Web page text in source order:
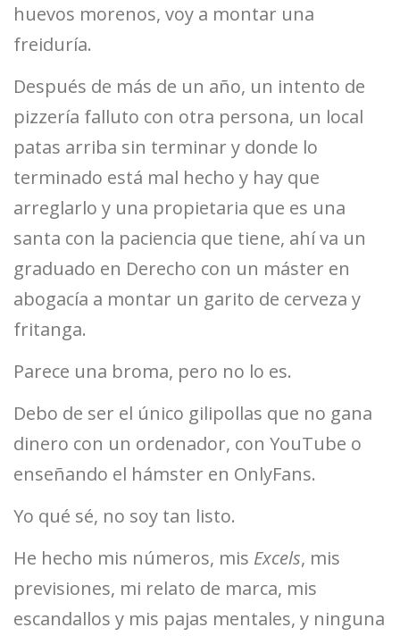
huevos morenos, voy a montar una
freiduría.
Después de más de un año, un intento de
pizzería falluto con otra persona, un local
patas arriba sin terminar y donde lo
terminado está mal hecho y hay que
arreglarlo y una propietaria que es una
santa con la paciencia que tiene, ahí va un
graduado en Derecho con un máster en
abogacía a montar un garito de cerveza y
fritanga.
Parece una broma, pero no lo es.
Debo de ser el único gilipollas que no gana
dinero con un ordenador, con YouTube o
enseñando el hámster en OnlyFans.
Yo qué sé, no soy tan listo.
He hecho mis números, mis Excels, mis
previsiones, mi relato de marca, mis
escandallos y mis pajas mentales, y ninguna